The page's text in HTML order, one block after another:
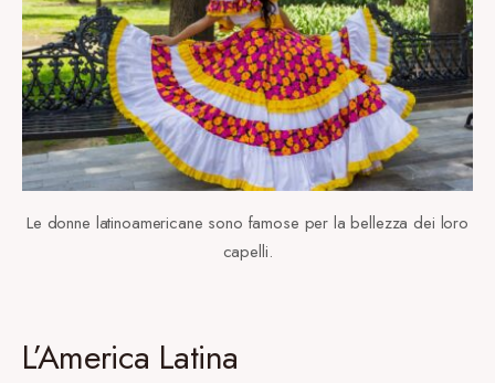
Le donne latinoamericane sono famose per la bellezza dei loro
capelli.
L’America Latina